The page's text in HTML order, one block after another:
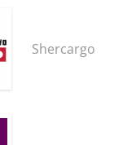
Shercargo